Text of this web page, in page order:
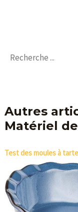
Autres
Matériel
Test des moules à